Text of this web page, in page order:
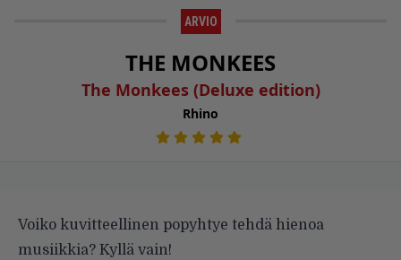
ARVIO
THE MONKEES
The Monkees (Deluxe edition)
Rhino
Voiko kuvitteellinen popyhtye tehdä hienoa
musiikkia? Kyllä vain!